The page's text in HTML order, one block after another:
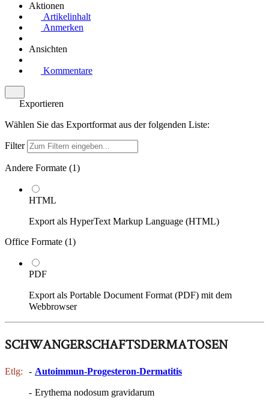
Aktionen
Artikelinhalt
Anmerken
Ansichten
Kommentare
Exportieren
Wählen Sie das Exportformat aus der folgenden Liste:
Filter
Andere Formate (1)
HTML
Export als HyperText Markup Language (HTML)
Office Formate (1)
PDF
Export als Portable Document Format (PDF) mit dem
Webbrowser
SCHWANGERSCHAFTSDERMATOSEN
Etlg: - Autoimmun-Progesteron-Dermatitis
- Erythema nodosum gravidarum